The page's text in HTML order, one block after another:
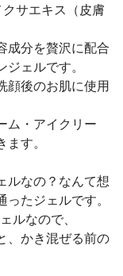
サエキス（皮膚
成分を贅沢に配合
ェルです。
顔後のお肌に使用
ム・アイクリー
す。
ルなの？なんて想
たジェルです。
ルなので、
、かき混ぜる前の